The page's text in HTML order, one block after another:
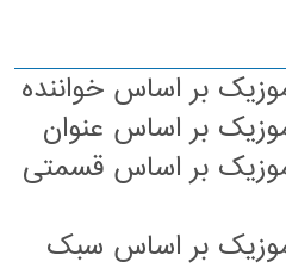
بر اساس خواننده
بر اساس عنوان
بر اساس قسمتی
بر اساس سبک